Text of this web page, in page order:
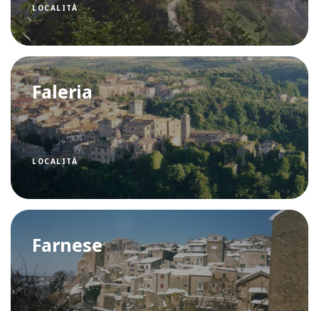
LOCALITÀ
Faleria
LOCALITÀ
Farnese